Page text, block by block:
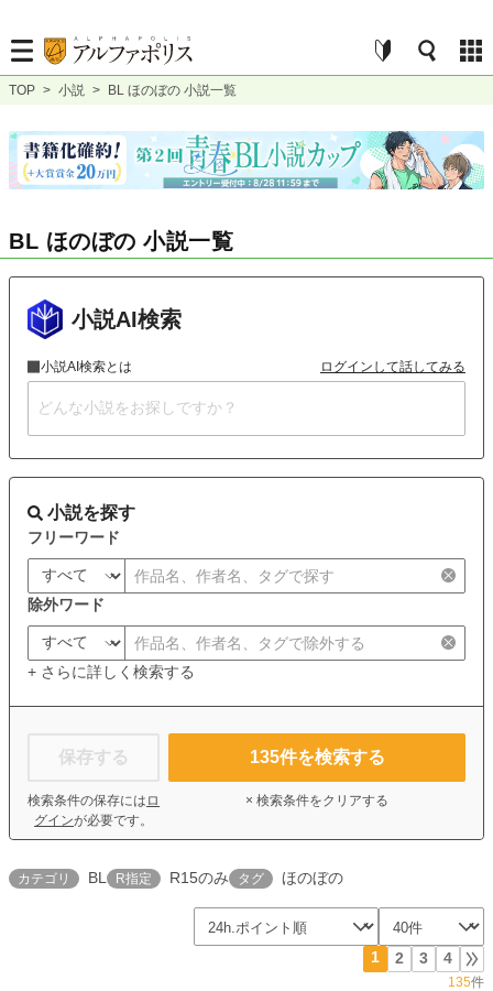
TOP > 小説 > BL ほのぼの 小説一覧
BL ほのぼの 小説一覧
小説AI検索
小説AI検索とは ログインして話してみる
小説を探す
フリーワード
除外ワード
+ さらに詳しく検索する
保存する
検索条件の保存には ロ
グインが必要です。
135件を検索する
× 検索条件をクリアする
カテゴリ BL R指定 R15のみ タグ ほのぼの
1 2 3 4
135件